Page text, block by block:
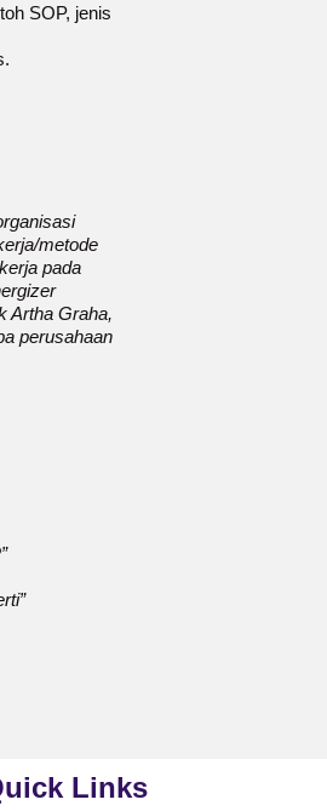
SOP, jenis
metode
pada
Artha Graha,
perusahaan
Links